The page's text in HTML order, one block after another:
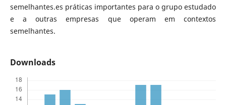
semelhantes.es práticas importantes para o grupo estudado
e a outras empresas que operam em contextos
semelhantes.
Downloads